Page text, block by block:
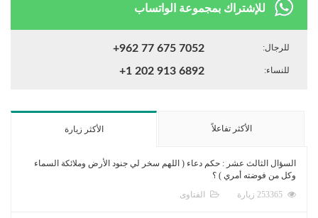
للإشتراك بمجموعة الواتساب
للرجال: +962 77 675 7052
للنساء: +1 202 913 6892
الأكثر زيارة الأكثر تفاعلاً
السؤال الثالث عشر : حكم دعاء ( اللهم سخر لي جنود الأرض وملائكة السماء
وكل من فوضته أمري ) ؟
الفتاوى